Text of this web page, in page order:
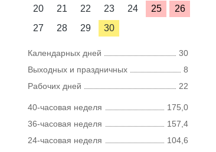
20
21 22 23 24 25
26
27
28 29 30
Календарных дней
30
Выходных и праздничных
8
Рабочих дней
22
40-часовая неделя
175,0
36-часовая неделя
157,4
24-часовая неделя
104,6